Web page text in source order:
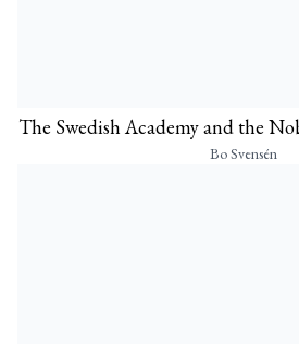
The Swedish Academy and the
Bo Svensén